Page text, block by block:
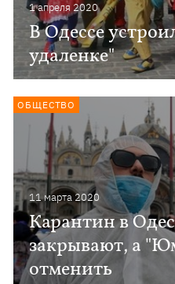
1 апреля 2020
В Одессе
удаленке"
11 марта 2020
Карантин в
закрывают, а
отменить
ОБЩЕСТВО